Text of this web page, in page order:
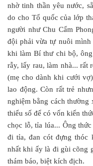
nhờ tinh thần yêu nước,
do cho Tổ quốc của lớp
người như Chu Cẩm
đội phải vừa tự nuôi mình
khi làm Bí thư chi bộ,
rẫy, lấy rau, làm nhà... rất
(mẹ cho dành khi cưới
lao động. Còn rất trẻ
nghiệm bằng cách thường
thiểu số để có vốn kiến
chọc lỗ, tỉa lúa... Ông
đi tỉa, đan cót đựng thóc
nhất khi ấy là đi gùi cõng
thám báo, biệt kích địch.